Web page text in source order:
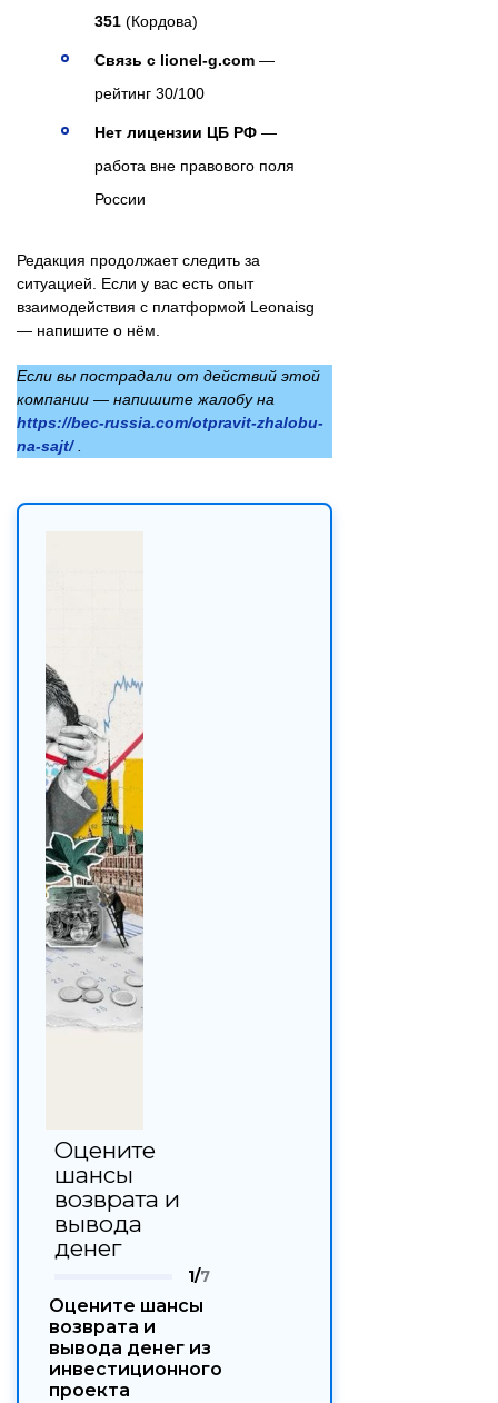
351 (Кордова)
Связь с lionel-g.com —
рейтинг 30/100
Нет лицензии ЦБ РФ —
работа вне правового поля
России
Редакция продолжает следить за
ситуацией. Если у вас есть опыт
взаимодействия с платформой Leonaisg
— напишите о нём.
Если вы пострадали от действий этой
компании — напишите жалобу на
https://bec-russia.com/otpravit-zhalobu-
na-sajt/.
Оцените
шансы
возврата и
вывода
денег
1/7
Оцените шансы
возврата и
вывода денег из
инвестиционного
проекта